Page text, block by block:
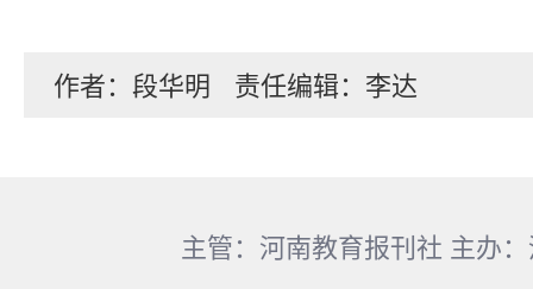
作者：段华明 责任编辑：李达
主管：河南教育报刊社 主办